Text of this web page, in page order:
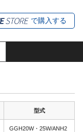
で購入する
型式
GGH20W・25W/ANH2